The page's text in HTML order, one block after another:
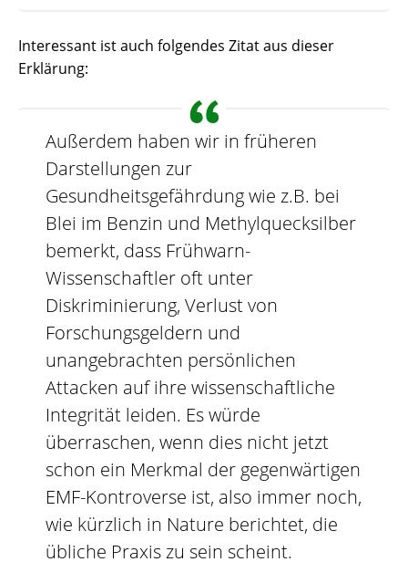
Interessant ist auch folgendes Zitat aus dieser
Erklärung:
Außerdem haben wir in früheren
Darstellungen zur
Gesundheitsgefährdung wie z.B. bei
Blei im Benzin und Methylquecksilber
bemerkt, dass Frühwarn-
Wissenschaftler oft unter
Diskriminierung, Verlust von
Forschungsgeldern und
unangebrachten persönlichen
Attacken auf ihre wissenschaftliche
Integrität leiden. Es würde
überraschen, wenn dies nicht jetzt
schon ein Merkmal der gegenwärtigen
EMF-Kontroverse ist, also immer noch,
wie kürzlich in Nature berichtet, die
übliche Praxis zu sein scheint.